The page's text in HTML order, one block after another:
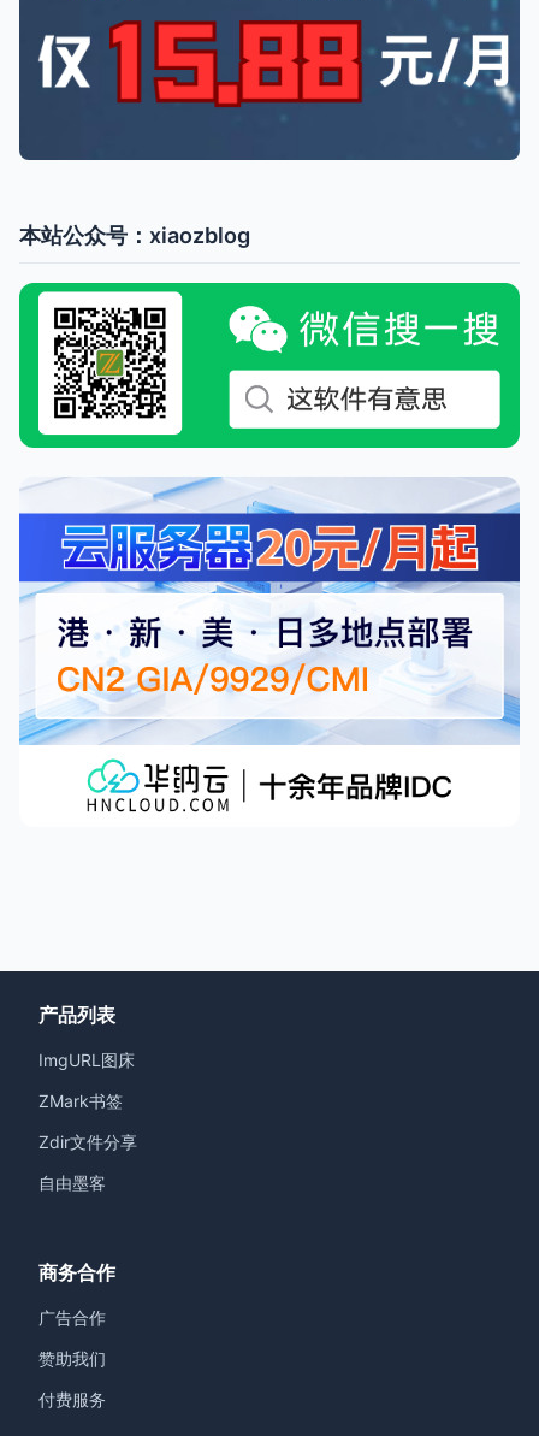
本站公众号：xiaozblog
产品列表
ImgURL图床
ZMark书签
Zdir文件分享
自由墨客
商务合作
广告合作
赞助我们
付费服务